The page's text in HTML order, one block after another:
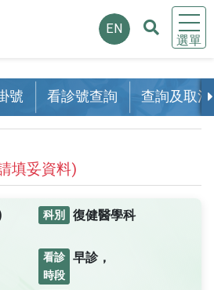
選單
EN
號 看診號查詢 查詢及取消
填妥資料)
科別 復健醫學科
看診
時段
早診，